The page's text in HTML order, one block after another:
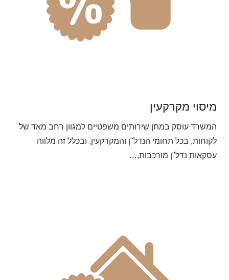
מיסוי מקרקעין
המשרד עוסק במתן שירותים משפטיים למגוון רחב מאד של
לקוחות, בכל תחומי הנדל"ן והמקרקעין, ובכלל זה מלווה
עסקאות נדל"ן מורכבות,…